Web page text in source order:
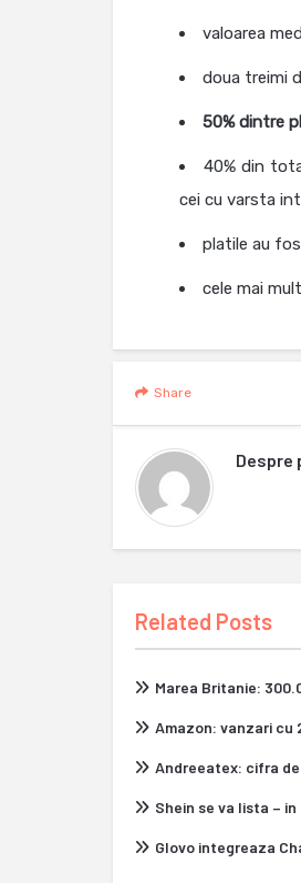
valoarea
doua treimi
50% dintre
40% din
cei cu varsta
platile au
cele mai
Share
Despre
Related Posts
Marea Britanie:
Amazon: vanzari cu
Andreeatex: cifra de
Shein se va lista –
Glovo integreaza